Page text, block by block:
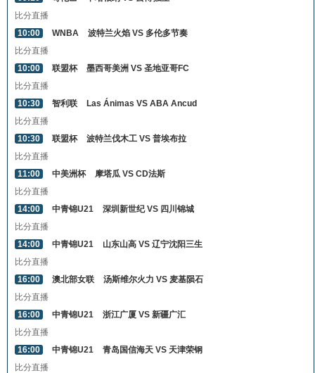
比分直播
10:00
WNBA
波特兰火焰 VS 多伦多节奏
比分直播
10:00
联盟杯
墨西哥美洲 VS 圣地亚哥FC
比分直播
10:30
智利联
Las Ánimas VS ABA Ancud
比分直播
10:30
联盟杯
波特兰伐木工 VS 普埃布拉
比分直播
11:00
中美洲杯
摩塔瓜 VS CD法斯
比分直播
14:00
中青锦U21
深圳新世纪 VS 四川锦城
比分直播
14:00
中青锦U21
山东山高 VS 辽宁沈阳三生
比分直播
16:00
澳北部女联
汤斯维尔火力 VS 麦基陨石
比分直播
16:00
中青锦U21
浙江广厦 VS 新疆广汇
比分直播
16:00
中青锦U21
青岛国信海天 VS 天津荣钢
比分直播